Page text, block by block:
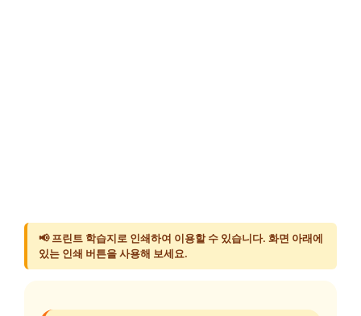
📢 프린트 학습지로 인쇄하여 이용할 수 있습니다. 화면 아래에
있는 인쇄 버튼을 사용해 보세요.